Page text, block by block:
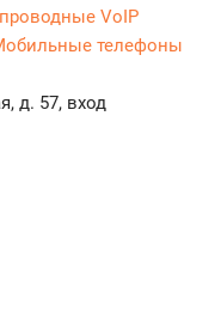
VoIP
телефоны
д. 57, вход